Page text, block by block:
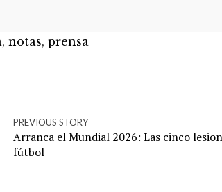
, notas, prensa
PREVIOUS STORY
Arranca el Mundial 2026: Las cinco
fútbol